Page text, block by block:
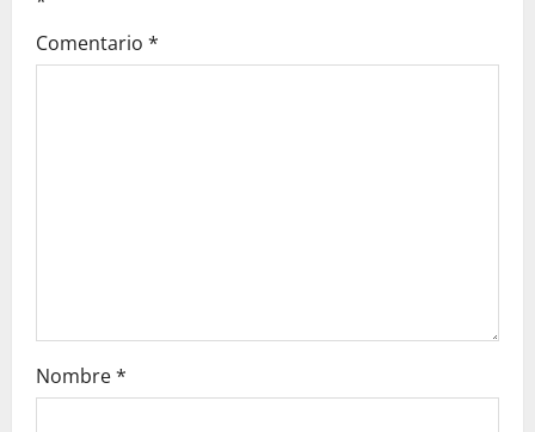
a
Comentario *
Nombre*